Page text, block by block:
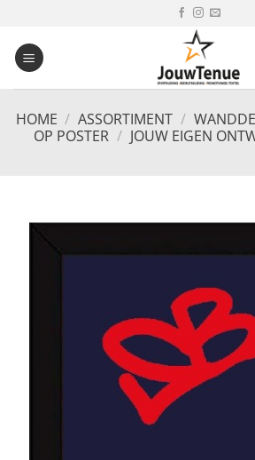
inhoud
HOME / ASSORTIMENT /
OP POSTER / JOUW EIGEN